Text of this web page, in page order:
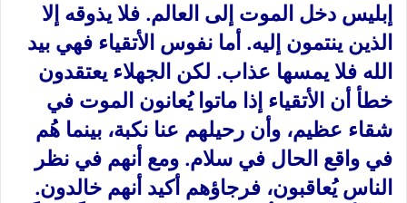
إبليس دخل الموت إلى العالم. فلا يذوقه إلا
الذين ينتمون إليه. أما نفوس الأتقياء فهي بيد
الله فلا يمسها عذاب. لكن الجهلاء يعتقدون
خطأ أن الأتقياء إذا ماتوا يُعانون الموت في
شقاء عظيم، وأن رحيلهم عنا نكبة، بينما هُم
في واقع الحال في سلام. ومع أنهم في نظر
الناس يُعاقبون، فرجاؤهم أكيد أنهم خالدون.